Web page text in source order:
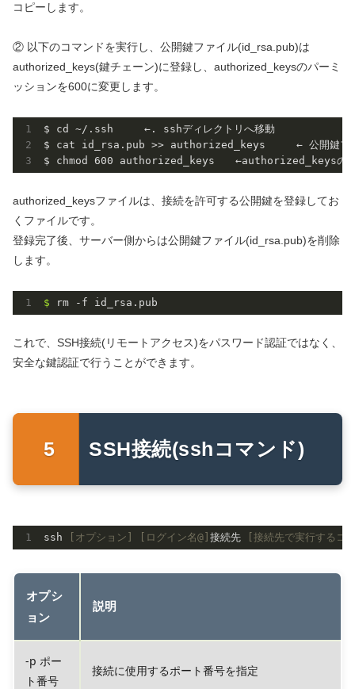
コピーします。
② 以下のコマンドを実行し、公開鍵ファイル(id_rsa.pub)は
authorized_keys(鍵チェーン)に登録し、authorized_keysのパーミ
ッションを600に変更します。
$ cd ~/ .ssh ←. sshディレクトリへ移動
$ cat id_rsa .pub >> authorized_keys　　　← 公開鍵フ
$ chmod 600 authorized_keys　　←authorized_keysのパ
authorized_keysファイルは、接続を許可する公開鍵を登録してお
くファイルです。
登録完了後、サーバー側からは公開鍵ファイル(id_rsa.pub)を削除
します。
$ rm -f id_rsa.pub
これで、SSH接続(リモートアクセス)をパスワード認証ではなく、
安全な鍵認証で行うことができます。
SSH接続(sshコマンド)
ssh [オプション] [ログイン名@] 接続先 [接続先で実行するコ
オプシ
ョン
説明
-p ポー
ト番号
接続に使用するポート番号を指定